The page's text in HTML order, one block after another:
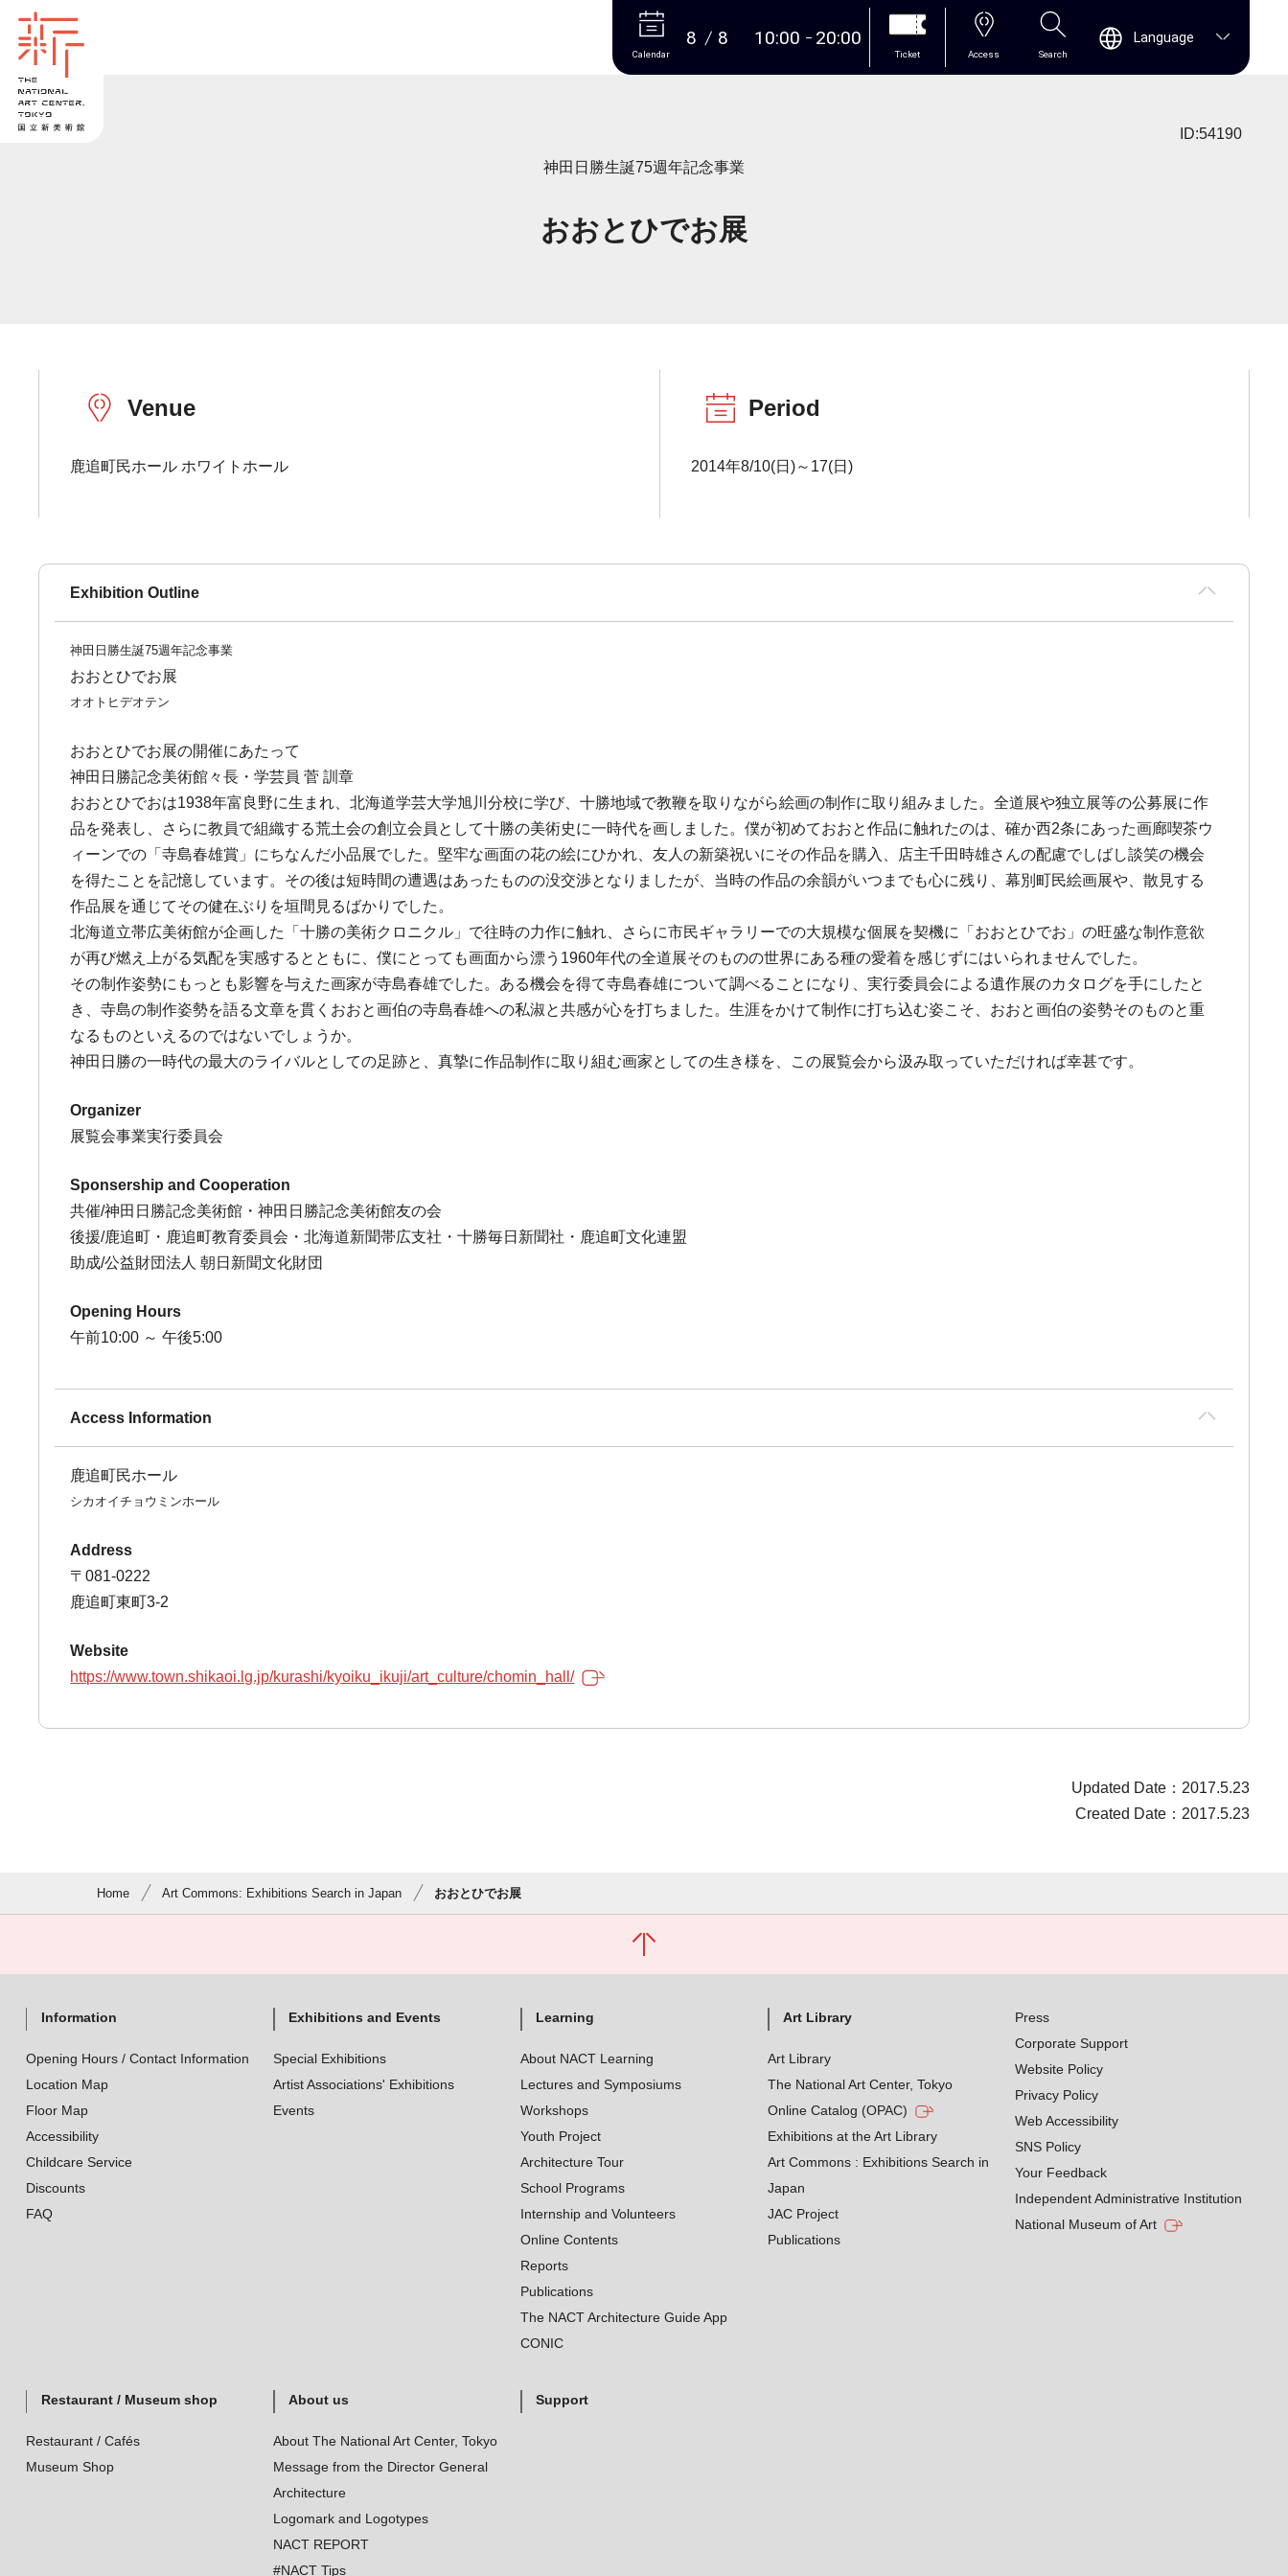
More
Calendar
8 8 10:00 20:00
Ticket Access Search
Language
ID:54190
神田日勝生誕75週年記念事業
おおとひでお展
Venue
鹿追町民ホール ホワイトホール
Period
2014年8/10(日)～17(日)
Exhibition Outline
神田日勝生誕75週年記念事業
おおとひでお展
オオトヒデオテン
おおとひでお展の開催にあたって
神田日勝記念美術館々長・学芸員 菅 訓章
おおとひでおは1938年富良野に生まれ、北海道学芸大学旭川分校に学び、十勝地域で教鞭を取りながら絵画の制作に取り組みました。全道展や独立展等の公募展に作
品を発表し、さらに教員で組織する荒土会の創立会員として十勝の美術史に一時代を画しました。僕が初めておおと作品に触れたのは、確か西2条にあった画廊喫茶ウ
ィーンでの「寺島春雄賞」にちなんだ小品展でした。堅牢な画面の花の絵にひかれ、友人の新築祝いにその作品を購入、店主千田時雄さんの配慮でしばし談笑の機会
を得たことを記憶しています。その後は短時間の遭遇はあったものの没交渉となりましたが、当時の作品の余韻がいつまでも心に残り、幕別町民絵画展や、散見する
作品展を通じてその健在ぶりを垣間見るばかりでした。
北海道立帯広美術館が企画した「十勝の美術クロニクル」で往時の力作に触れ、さらに市民ギャラリーでの大規模な個展を契機に「おおとひでお」の旺盛な制作意欲
が再び燃え上がる気配を実感するとともに、僕にとっても画面から漂う1960年代の全道展そのものの世界にある種の愛着を感じずにはいられませんでした。
その制作姿勢にもっとも影響を与えた画家が寺島春雄でした。ある機会を得て寺島春雄について調べることになり、実行委員会による遺作展のカタログを手にしたと
き、寺島の制作姿勢を語る文章を貫くおおと画伯の寺島春雄への私淑と共感が心を打ちました。生涯をかけて制作に打ち込む姿こそ、おおと画伯の姿勢そのものと重
なるものといえるのではないでしょうか。
神田日勝の一時代の最大のライバルとしての足跡と、真摯に作品制作に取り組む画家としての生き様を、この展覧会から汲み取っていただければ幸甚です。
Organizer
展覧会事業実行委員会
Sponsership and Cooperation
共催/神田日勝記念美術館・神田日勝記念美術館友の会
後援/鹿追町・鹿追町教育委員会・北海道新聞帯広支社・十勝毎日新聞社・鹿追町文化連盟
助成/公益財団法人 朝日新聞文化財団
Opening Hours
午前10:00 ～ 午後5:00
Access Information
鹿追町民ホール
シカオイチョウミンホール
Address
〒081-0222
鹿追町東町3-2
Website
https://www.town.shikaoi.lg.jp/kurashi/kyoiku_ikuji/art_culture/chomin_hall/
Updated Date：2017.5.23
Created Date：2017.5.23
Home Art Commons: Exhibitions Search in Japan おおとひでお展
Information
Opening Hours / Contact Information
Location Map
Floor Map
Accessibility
Childcare Service
Discounts
FAQ
Exhibitions and Events
Special Exhibitions
Artist Associations' Exhibitions
Events
Learning
About NACT Learning
Lectures and Symposiums
Workshops
Youth Project
Architecture Tour
School Programs
Internship and Volunteers
Online Contents
Reports
Publications
The NACT Architecture Guide App
CONIC
Art Library
Art Library
The National Art Center, Tokyo
Online Catalog (OPAC)
Exhibitions at the Art Library
Art Commons : Exhibitions Search in
Japan
JAC Project
Publications
Restaurant / Museum shop
Restaurant / Cafés
Museum Shop
About us
About The National Art Center, Tokyo
Message from the Director General
Architecture
Logomark and Logotypes
NACT REPORT
#NACT Tips
Support
Press
Corporate Support
Website Policy
Privacy Policy
Web Accessibility
SNS Policy
Your Feedback
Independent Administrative Institution
National Museum of Art